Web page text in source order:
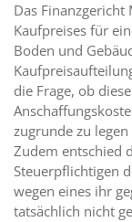
Das
Kaufpreises für
Boden und
die Frage, ob
zugrunde zu legen
Zudem entschied
Steuerpflichtigen
wegen eines ihr
tatsächlich nicht